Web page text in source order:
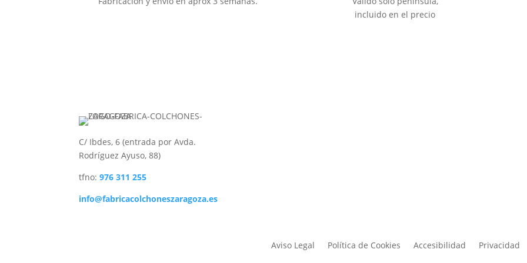
incluido en el precio
C/ Ibdes, 6 (entrada por Avda.
Rodríguez Ayuso, 88)
tfno:976 311 255
info@fabricacolchoneszaragoza.es
Aviso Legal Política de Cookies Accesibilidad Privacidad